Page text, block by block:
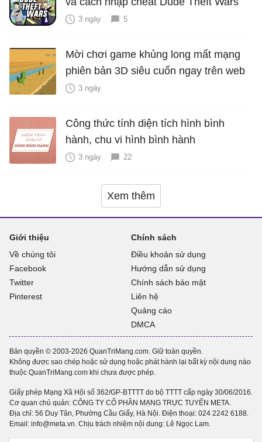
3 ngày 5
Mời chơi game khủng long mất mạng
phiên bản 3D siêu cuốn ngay trên web
3 ngày
Công thức tính diện tích hình bình
hành, chu vi hình bình hành
3 ngày 22
Xem thêm
Giới thiệu
Về chúng tôi
Facebook
Twitter
Pinterest
Chính sách
Điều khoản sử dụng
Hướng dẫn sử dụng
Chính sách bảo mật
Liên hệ
Quảng cáo
DMCA
Bản quyền © 2003-2026 QuanTriMang.com. Giữ toàn quyền.
Không được sao chép hoặc sử dụng hoặc phát hành lại bất kỳ nội dung nào
thuộc QuanTriMang.com khi chưa được phép.
Giấy phép Mạng Xã Hội số 362/GP-BTTTT do bộ TTTT cấp ngày 30/06/2016.
Cơ quan chủ quản: CÔNG TY CỔ PHẦN MẠNG TRỰC TUYẾN META.
Địa chỉ: 56 Duy Tân, Phường Cầu Giấy, Hà Nội. Điện thoại: 024 2242 6188.
Email: info@meta.vn. Chịu trách nhiệm nội dung: Lê Ngọc Lam.